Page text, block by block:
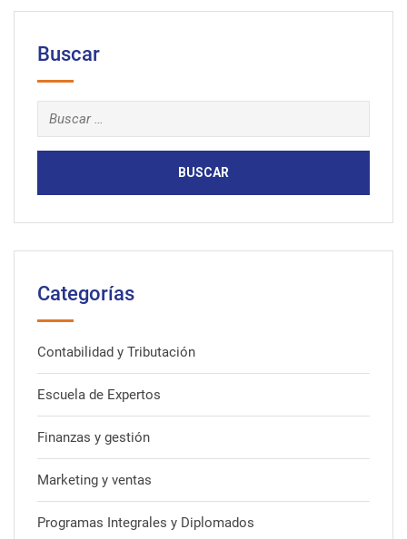
Buscar
Buscar:
Categorías
Contabilidad y Tributación
Escuela de Expertos
Finanzas y gestión
Marketing y ventas
Programas Integrales y Diplomados